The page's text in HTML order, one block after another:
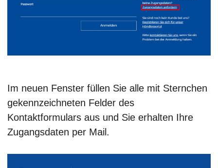
Im neuen Fenster füllen Sie alle mit Sternchen
gekennzeichneten Felder des
Kontaktformulars aus und Sie erhalten Ihre
Zugangsdaten per Mail.